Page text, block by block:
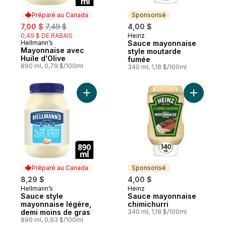
Préparé au Canada
sale:
7,00 $ , formerly:
7,49 $
0,49 $ DE RABAIS
Préparé au Canada
Hellmann’s
Mayonnaise avec
Huile d'Olive
890 ml, 0,79 $/100ml
Sponsorisé
4,00 $
Sponsorisé
Heinz
Sauce mayonnaise
style moutarde
fumée
340 ml, 1,18 $/100ml
Préparé au Canada
8,29 $
Préparé au Canada
Hellmann’s
Sauce style
mayonnaise légère,
demi moins de gras
890 ml, 0,93 $/100ml
Ajouter Sauce style mayonnaise légère,
Sponsorisé
4,00 $
Sponsorisé
Heinz
Sauce mayonnaise
chimichurri
340 ml, 1,18 $/100ml
Ajouter